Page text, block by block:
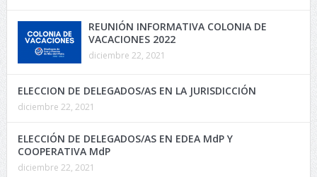
REUNIÓN INFORMATIVA COLONIA DE
VACACIONES 2022
diciembre 22, 2021
ELECCION DE DELEGADOS/AS EN LA JURISDICCIÓN
diciembre 22, 2021
ELECCIÓN DE DELEGADOS/AS EN EDEA MdP Y
COOPERATIVA MdP
diciembre 22, 2021